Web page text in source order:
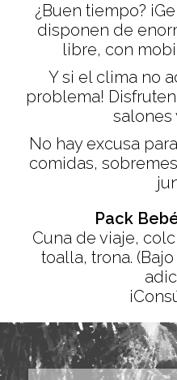
¿Buen tiempo?
disponen de
libre, con
Y si el clima no
problema!
salones
No hay excusa
comidas,
Pack
Cuna de viaje,
toalla, trona.